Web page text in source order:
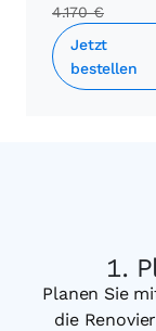
4.170 €
Jetzt
bestellen
Planen Sie
die